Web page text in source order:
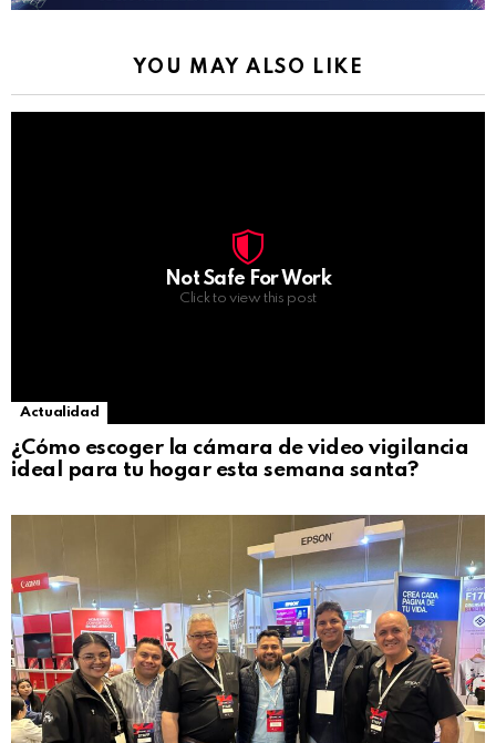
YOU MAY ALSO LIKE
Not Safe For Work
Click to view this post
Actualidad
¿Cómo escoger la cámara de video vigilancia
ideal para tu hogar esta semana santa?